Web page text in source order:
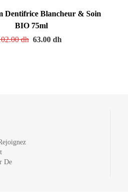
Dentifrice Blancheur & Soin
BIO 75ml
dh 63.00 dh
De